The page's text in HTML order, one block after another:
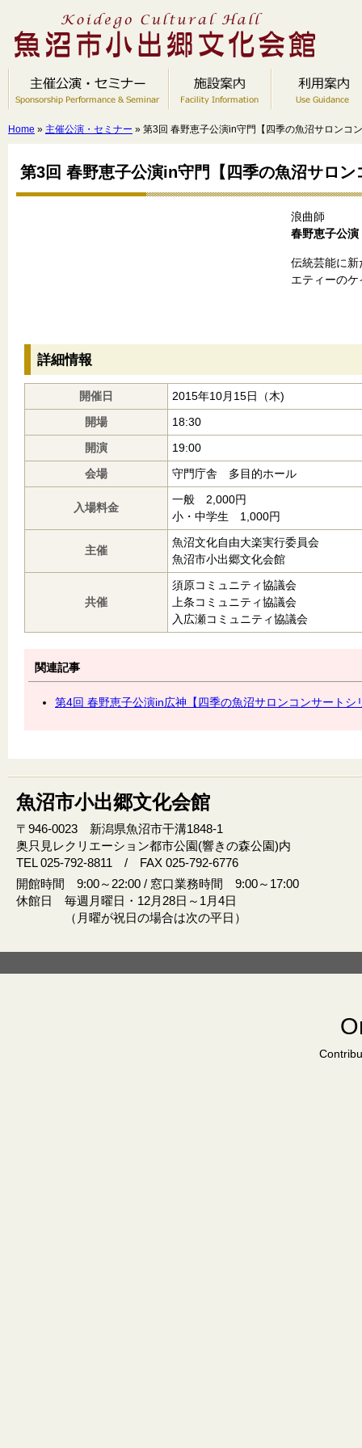
Home » 主催公演・セミナー » 第3回 春野恵子公演in守門【四季の魚沼サロンコ
第3回 春野恵子公演in守門【四季の魚沼サロ
浪曲師
春野恵子公演
伝統芸能に
エティーの
詳細情報
開催日
2015年10月15日（木)
開場
18:30
開演
19:00
会場
守門庁舎 多目的ホール
入場料金
一般 2,000円
小・中学生 1,000円
主催
魚沼文化自由大楽実行委員会
魚沼市小出郷文化会館
共催
須原コミュニティ協議会
上条コミュニティ協議会
入広瀬コミュニティ協議会
関連記事
第4回 春野恵子公演in広神【四季の魚沼サロンコンサートシ
魚沼市小出郷文化会館
〒946‐0023 新潟県魚沼市干溝1848‐1
奥只見レクリエーション都市公園(響きの森公園)内
TEL 025-792-8811 / FAX 025-792-6776
開館時間 9:00～22:00 / 窓口業務時間 9:00～17:00
休館日 毎週月曜日・12月28日～1月4日
（月曜が祝日の場合は次の平日）